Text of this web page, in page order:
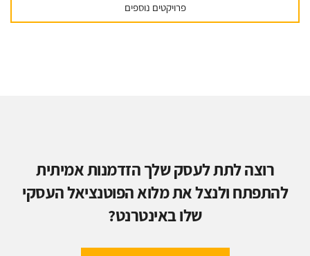
פרויקטים נוספים
רוצה לתת לעסק שלך הזדמנות אמיתית
להתפתח ולנצל את מלוא הפוטנציאל העסקי
שלו באינטרנט?